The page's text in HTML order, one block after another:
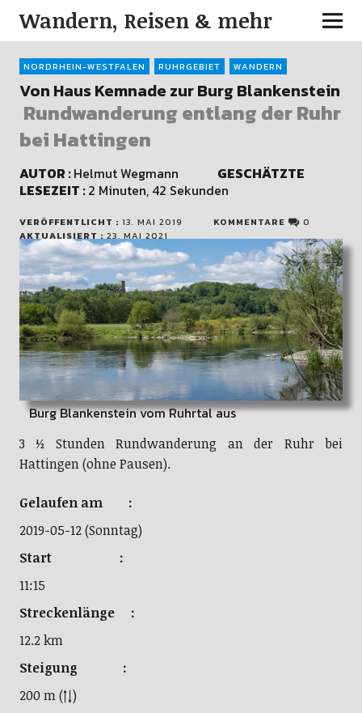
Wandern, Reisen & mehr
NORDRHEIN-WESTFALEN RUHRGEBIET WANDERN
Von Haus Kemnade zur Burg Blankenstein
Rundwanderung entlang der Ruhr
bei Hattingen
AUTOR :Helmut Wegmann GESCHÄTZTE
LESEZEIT :2 Minuten, 42 Sekunden
VERÖFFENTLICHT : 13. MAI 2019 KOMMENTARE
0
AKTUALISIERT : 23. MAI 2021
Burg Blankenstein vom Ruhrtal aus
3 ½ Stunden Rundwanderung an der Ruhr bei
Hattingen (ohne Pausen).
Gelaufen am :
2019-05-12 (Sonntag)
Start :
11:15
Streckenlänge :
12.2 km
Steigung :
200 m (↑↓)